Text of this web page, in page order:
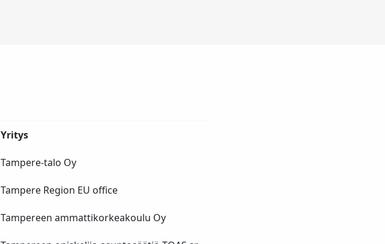
Yritys
Tampere-talo Oy
Tampere Region EU office
Tampereen ammattikorkeakoulu Oy